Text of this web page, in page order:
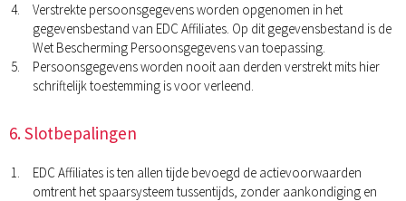
Verstrekte persoonsgegevens worden opgenomen in het
gegevensbestand van EDC Affiliates. Op dit gegevensbestand is de
Wet Bescherming Persoonsgegevens van toepassing.
Persoonsgegevens worden nooit aan derden verstrekt mits hier
schriftelijk toestemming is voor verleend.
6. Slotbepalingen
EDC Affiliates is ten allen tijde bevoegd de actievoorwaarden
omtrent het spaarsysteem tussentijds, zonder aankondiging en